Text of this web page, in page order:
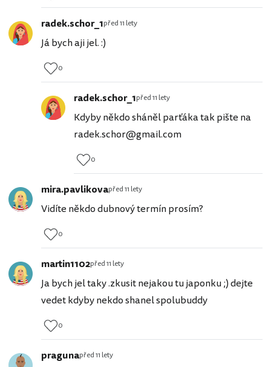
radek.schor_1před 11 lety
Já bych aji jel. :)
0
radek.schor_1před 11 lety
Kdyby někdo sháněl parťáka tak pište na
radek.schor@gmail.com
0
mira.pavlikovapřed 11 lety
Vidíte někdo dubnový termín prosím?
0
martin1102před 11 lety
Ja bych jel taky .zkusit nejakou tu japonku ;) dejte
vedet kdyby nekdo shanel spolubuddy
0
pragunapřed 11 lety